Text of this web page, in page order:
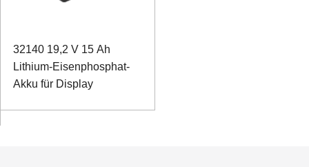
32140 19,2 V 15 Ah
Lithium-Eisenphosphat-
Akku für Display